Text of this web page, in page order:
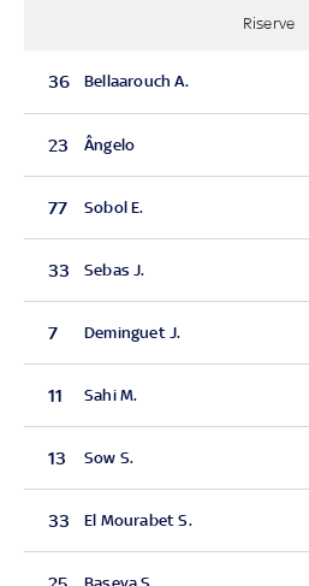
Riserve
36 Bellaarouch A.
23 Ângelo
77 Sobol E.
33 Sebas J.
7 Deminguet J.
11 Sahi M.
13 Sow S.
33 El Mourabet S.